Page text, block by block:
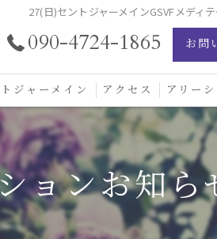
27(日)セントジャーメインGSVFメディ
090-4724-1865 お問
ジャーメイン
トジャーメイン愛の学校
トジャーメインブレッシングカード
りジュエリー
アクセス アリー
ョンお知